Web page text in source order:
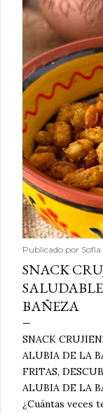
Publicado por
SNACK
BAÑEZA
SNACK
ALUBIA DE LA
FRITAS,
ALUBIA DE LA
¿Cuántas veces